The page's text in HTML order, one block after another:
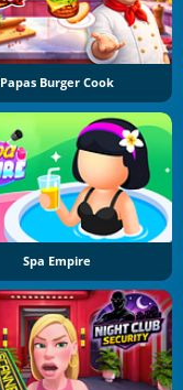
Papas Burger Cook
Spa Empire